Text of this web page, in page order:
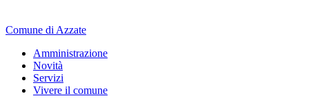
Comune di Azzate
Amministrazione
Novità
Servizi
Vivere il comune